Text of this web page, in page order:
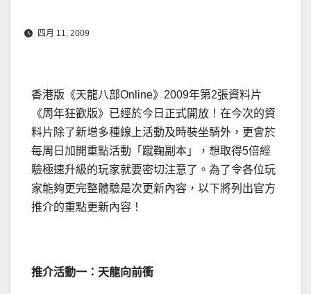
四月 11, 2009
香港版《天龍八部Online》2009年第2張資料片
《周年狂歡版》已經於今日正式開放！在今次的資
料片除了新增多種線上活動及時裝坐騎外，更會於
每周日加開重點活動「蹴鞠副本」，想取得5倍經
驗極速升級的玩家就要密切注意了。 為了令各位玩
家能夠更完整體驗是次更新內容，以下將列出官方
推介的重點更新內容！
推介活動一：天龍向前衝